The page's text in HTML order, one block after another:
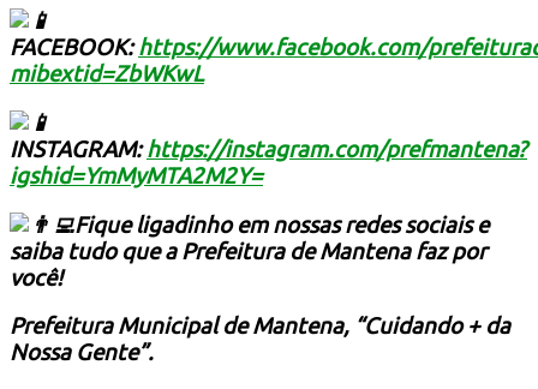
FACEBOOK:https://www.facebook.com/
mibextid=ZbWKwL
INSTAGRAM:https://instagram.com/prefmantena?
igshid=YmMyMTA2M2Y=
Fique ligadinho em nossas redes sociais e
saiba tudo que a Prefeitura de Mantena faz por
você!
Prefeitura Municipal de Mantena, “Cuidando + da
Nossa Gente”.